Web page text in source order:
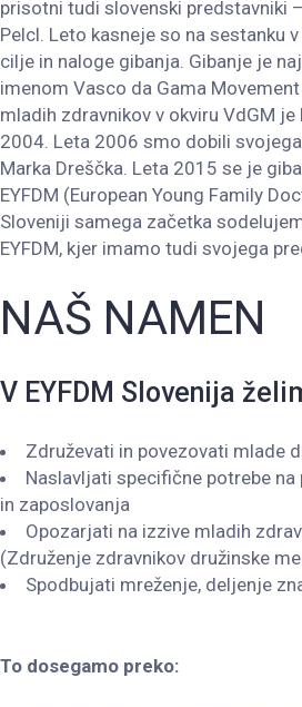
prisotni tudi slovenski predstavniki
Pelcl. Leto kasneje so na sestanku
cilje in naloge gibanja. Gibanje je
imenom Vasco da Gama
mladih zdravnikov v okviru VdGM je
2004. Leta 2006 smo dobili
Marka Dreščka. Leta 2015 se je
EYFDM (European Young Family
Sloveniji samega začetka
EYFDM, kjer imamo tudi svojega
NAŠ NAMEN
V EYFDM Slovenija
Združevati in povezovati mlade
Naslavljati specifične potrebe
in zaposlovanja
Opozarjati na izzive mladih
(Združenje zdravnikov družinske
Spodbujati mreženje, deljenje
To dosegamo preko: